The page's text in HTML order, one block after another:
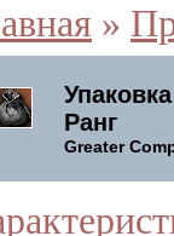
»
Ранг
Greater